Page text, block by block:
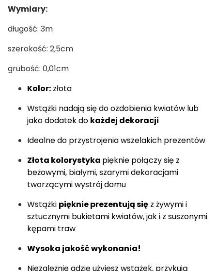
Wymiary:
długość: 3m
szerokość: 2,5cm
grubość: 0,01cm
Kolor: złota
Wstążki nadają się do ozdobienia kwiatów lub
jako dodatek do każdej dekoracji
Idealne do przystrojenia wszelakich prezentów
Złota kolorystyka pięknie połączy się z
beżowymi, białymi, szarymi dekoracjami
tworzącymi wystrój domu
Wstążki pięknie prezentują się z żywymi i
sztucznymi bukietami kwiatów, jak i z suszonymi
kępami traw
Wysoka jakość wykonania!
Niezależnie gdzie użyjesz wstążek, przykują